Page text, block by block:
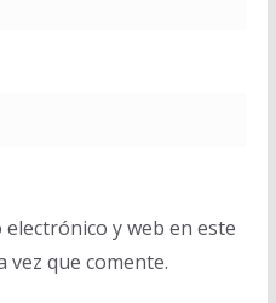
y web en este
que comente.